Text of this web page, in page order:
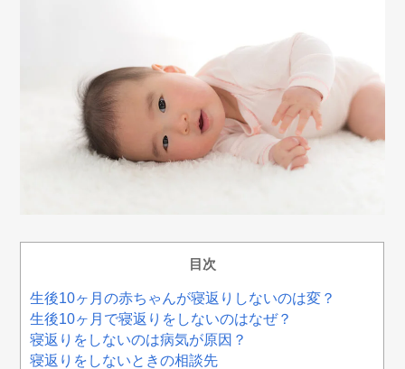
目次
生後10ヶ月の赤ちゃんが寝返りしないのは変？
生後10ヶ月で寝返りをしないのはなぜ？
寝返りをしないのは病気が原因？
寝返りをしないときの相談先